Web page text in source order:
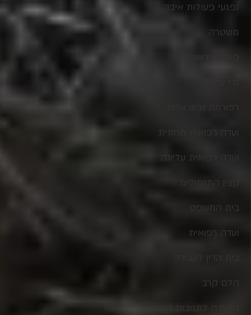
נפגעי פעולות איבה
משטרה
ועדה רפואית מחוזית
ועדה רפואית עליונה
קצין התגמולים
בית המשפט
ועדה רפואית
הלם קרב
היחידה לתגובות קרב